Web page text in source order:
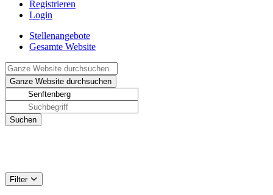
Registrieren
Login
Stellenangebote
Gesamte Website
Filter